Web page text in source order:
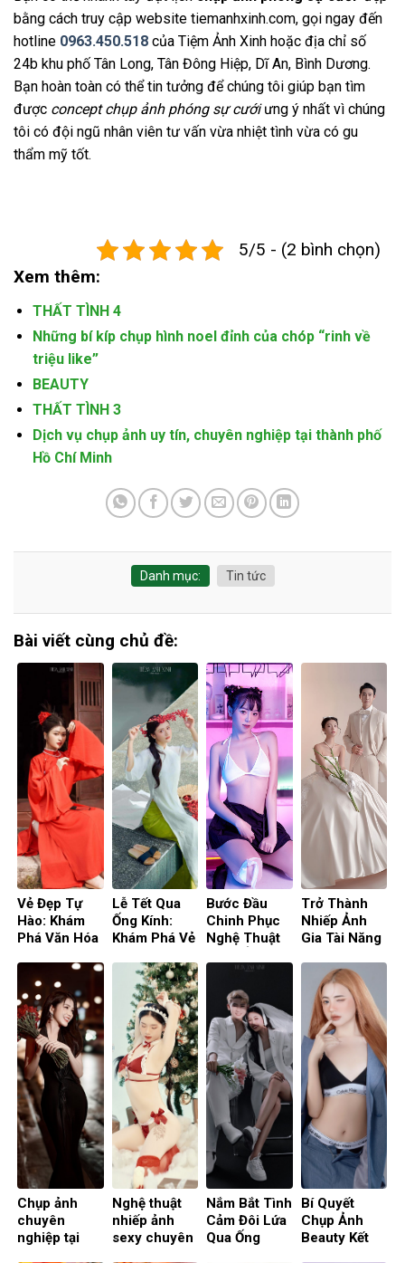
bằng cách truy cập website tiemanhxinh.com, gọi ngay đến
hotline 0963.450.518 của Tiệm Ảnh Xinh hoặc địa chỉ số
24b khu phố Tân Long, Tân Đông Hiệp, Dĩ An, Bình Dương.
Bạn hoàn toàn có thể tin tưởng để chúng tôi giúp bạn tìm
được concept chụp ảnh phóng sự cướiưng ý nhất vì chúng
tôi có đội ngũ nhân viên tư vấn vừa nhiệt tình vừa có gu
thẩm mỹ tốt.
5/5 - (2 bình chọn)
Xem thêm:
THẤT TÌNH 4
Những bí kíp chụp hình noel đỉnh của chóp “rinh về
triệu like”
BEAUTY
THẤT TÌNH 3
Dịch vụ chụp ảnh uy tín, chuyên nghiệp tại thành phố
Hồ Chí Minh
Danh mục: Tin tức
Bài viết cùng chủ đề:
Vẻ Đẹp Tự
Hào: Khám
Phá Văn Hóa
Phục Việt
Phục
Lễ Tết Qua
Ống Kính:
Khám Phá Vẻ
Thống Qua
Ảnh Áo Dài
Bước Đầu
Chinh Phục
Nghệ Thuật
Đào Tạo
Chụp Ảnh Tại
Bình Dương
Trở Thành
Nhiếp Ảnh
Gia Tài Năng
Chụp Ảnh Tại
Bình Dương
Chụp ảnh
chuyên
nghiệp tại
Nghệ thuật
nhiếp ảnh
sexy chuyên
Nắm Bắt Tình
Cảm Đôi Lứa
Qua Ống
Bí Quyết
Chụp Ảnh
Beauty Kết